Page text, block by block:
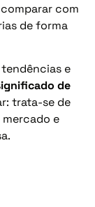
com
de forma
e
de
trata-se de
e